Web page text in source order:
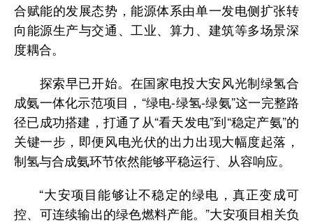
合赋能的发展态势，能源体系由单一发电侧扩张转
向能源生产与交通、工业、算力、建筑等多场景深
度耦合。
探索早已开始。在国家电投大安风光制绿氢合
成氨一体化示范项目，“绿电-绿氢-绿氨”这一完整路
径已成功搭建，打通了从“看天发电”到“稳定产氨”的
关键一步，即便风电光伏的出力出现大幅度起落，
制氢与合成氨环节依然能够平稳运行、从容响应。
“大安项目能够让不稳定的绿电，真正变成可
控、可连续输出的绿色燃料产能。”大安项目相关负